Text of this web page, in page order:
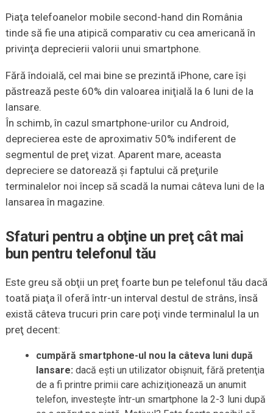
Piaţa telefoanelor mobile second-hand din România
tinde să fie una atipică comparativ cu cea americană în
privinţa deprecierii valorii unui smartphone.
Fără îndoială, cel mai bine se prezintă iPhone, care îşi
păstrează peste 60% din valoarea iniţială la 6 luni de la
lansare.
În schimb, în cazul smartphone-urilor cu Android,
deprecierea este de aproximativ 50% indiferent de
segmentul de preţ vizat. Aparent mare, aceasta
depreciere se datorează şi faptului că preţurile
terminalelor noi încep să scadă la numai câteva luni de la
lansarea în magazine.
Sfaturi pentru a obţine un preţ cât mai
bun pentru telefonul tău
Este greu să obţii un preţ foarte bun pe telefonul tău dacă
toată piaţa îl oferă într-un interval destul de strâns, însă
există câteva trucuri prin care poţi vinde terminalul la un
preţ decent:
cumpără smartphone-ul nou la câteva luni după
lansare: dacă eşti un utilizator obişnuit, fără pretenţia
de a fi printre primii care achiziţionează un anumit
telefon, investeşte într-un smartphone la 2-3 luni după